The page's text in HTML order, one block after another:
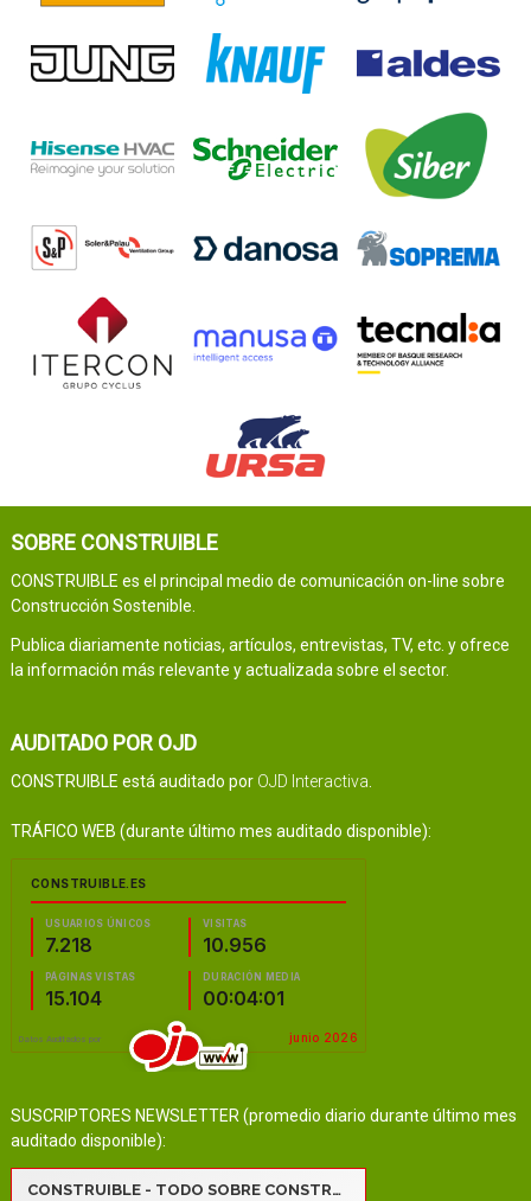
SOBRE CONSTRUIBLE
CONSTRUIBLE es el principal medio de comunicación on-line sobre
Construcción Sostenible.
Publica diariamente noticias, artículos, entrevistas, TV, etc. y ofrece
la información más relevante y actualizada sobre el sector.
AUDITADO POR OJD
CONSTRUIBLE está auditado por OJD Interactiva.
TRÁFICO WEB (durante último mes auditado disponible):
SUSCRIPTORES NEWSLETTER (promedio diario durante último mes
auditado disponible):